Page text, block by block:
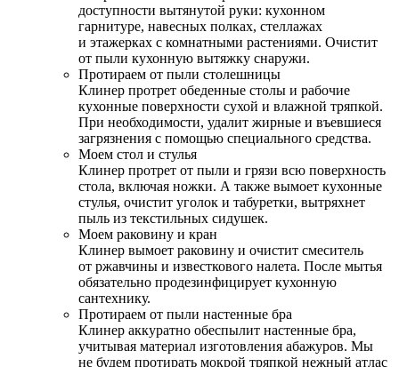
доступности вытянутой руки: кухонном
гарнитуре, навесных полках, стеллажах
и этажерках с комнатными растениями. Очистит
от пыли кухонную вытяжку снаружи.
Протираем от пыли столешницы
Клинер протрет обеденные столы и рабочие
кухонные поверхности сухой и влажной тряпкой.
При необходимости, удалит жирные и въевшиеся
загрязнения с помощью специального средства.
Моем стол и стулья
Клинер протрет от пыли и грязи всю поверхность
стола, включая ножки. А также вымоет кухонные
стулья, очистит уголок и табуретки, вытряхнет
пыль из текстильных сидушек.
Моем раковину и кран
Клинер вымоет раковину и очистит смеситель
от ржавчины и известкового налета. После мытья
обязательно продезинфицирует кухонную
сантехнику.
Протираем от пыли настенные бра
Клинер аккуратно обеспылит настенные бра,
учитывая материал изготовления абажуров. Мы
не будем протирать мокрой тряпкой нежный атлас